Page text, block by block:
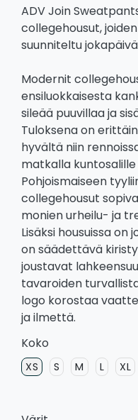
ADV Join
collegehousut,
suunniteltu
Modernit
ensiluokkaisesta
sileää puuvillaa ja
Tuloksena on
hyvältä niin
matkalla
Pohjoismaiseen
collegehousut
monien urheilu- ja
Lisäksi housuissa
on säädettävä
joustavat
tavaroiden
logo korostaa
ja ilmettä.
Koko
XS S M L XL